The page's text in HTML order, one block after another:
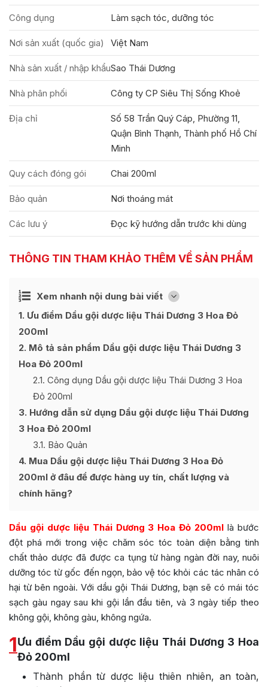
Công dụng Làm sạch tóc, dưỡng tóc
Nơi sản xuất (quốc gia) Việt Nam
Nhà sản xuất / nhập khẩuSao Thái Dương
Nhà phân phối Công ty CP Siêu Thị Sống Khoẻ
Địa chỉ
Số 58 Trần Quý Cáp, Phường 11,
Quận Bình Thạnh, Thành phố Hồ Chí
Minh
Quy cách đóng gói Chai 200ml
Bảo quản Nơi thoáng mát
Các lưu ý Đọc kỹ hướng dẫn trước khi dùng
THÔNG TIN THAM KHẢO THÊM VỀ SẢN PHẨM
Xem nhanh nội dung bài viết [
Ẩn
1 Ưu điểm Dầu gội dược liệu Thái Dương 3 Hoa Đỏ
200ml
2 Mô tả sản phẩm Dầu gội dược liệu Thái Dương 3
Hoa Đỏ 200ml
2.1 Công dụng Dầu gội dược liệu Thái Dương 3 Hoa
Đỏ 200ml
3 Hướng dẫn sử dụng Dầu gội dược liệu Thái Dương
3 Hoa Đỏ 200ml
3.1 Bảo Quản
4 Mua Dầu gội dược liệu Thái Dương 3 Hoa Đỏ
200ml ở đâu để được hàng uy tín, chất lượng và
chính hãng?
Dầu gội dược liệu Thái Dương 3 Hoa Đỏ 200ml là bước
đột phá mới trong việc chăm sóc tóc toàn diện bằng tinh
chất thảo dược đã được ca tụng từ hàng ngàn đời nay, nuôi
dưỡng tóc từ gốc đến ngọn, bảo vệ tóc khỏi các tác nhân có
hại từ bên ngoài. Với dầu gội Thái Dương, bạn sẽ có mái tóc
sạch gàu ngay sau khi gội lần đầu tiên, và 3 ngày tiếp theo
không gội, không gàu, không ngứa.
1Ưu điểm Dầu gội dược liệu Thái Dương 3 Hoa
Đỏ 200ml
Thành phần từ dược liệu thiên nhiên, an toàn,